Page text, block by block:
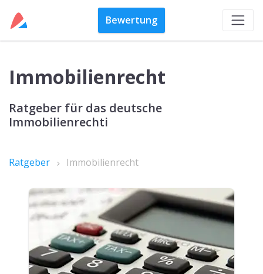
Bewertung
Immobilienrecht
Ratgeber für das deutsche
Immobilienrechti
Ratgeber Immobilienrecht